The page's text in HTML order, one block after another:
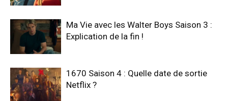
Ma Vie avec les Walter Boys Saison 3 :
Explication de la fin !
1670 Saison 4 : Quelle date de sortie
Netflix ?